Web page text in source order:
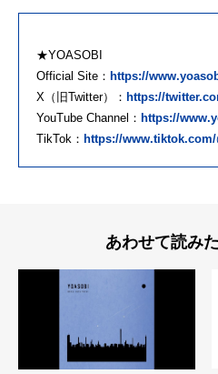
★YOASOBI
Official Site： https://
X（旧Twitter）： https://
YouTube Channel： https://
TikTok： https://
あわせて読み